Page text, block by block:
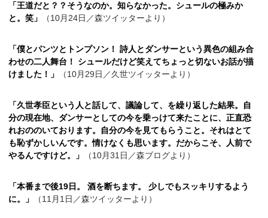
「王道だと？？そうなのか。知らなかった。シュールの極みか
と。笑」
（10月24日／森ツイッターより）
「僕とパンツとトンプソン！ 詩人とダンサーという異色の組み合
わせの二人舞台！ シュールだけど笑えてちょっと切ないお話が描
けました！」
（10月29日／久世ツイッターより）
「久世孝臣という人と話して、議論して、を繰り返した結果。自
分の現在地、ダンサーとしての今を乗っけて来たことに、正直恐
れおののいております。自分の今を見てもらうこと。それはとて
も恥ずかしいんです。情けなくも思います。だからこそ、人前で
やるんですけど。」
（10月31日／森ブログより）
「本番まで後19日。 酒を断ちます。 少しでもスッキリするよう
に。」
（11月1日／森ツイッターより）